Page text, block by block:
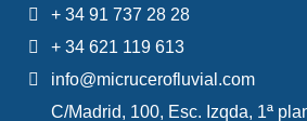
+ 34 91 737 28 28
+ 34 621 119 613
info@micrucerofluvial.com
C/Madrid, 100, Esc. Izqda, 1ª